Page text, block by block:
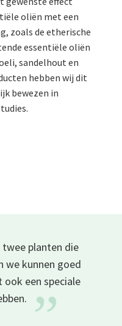
oliën met een
zoals deetherische
essentiële oliën
sandelhout en
hebben wij dit
bewezen in
twee planten die
we kunnen goed
ook een speciale